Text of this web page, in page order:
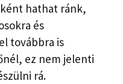
hathat ránk,
és
továbbra is
ez nem jelenti
rá.